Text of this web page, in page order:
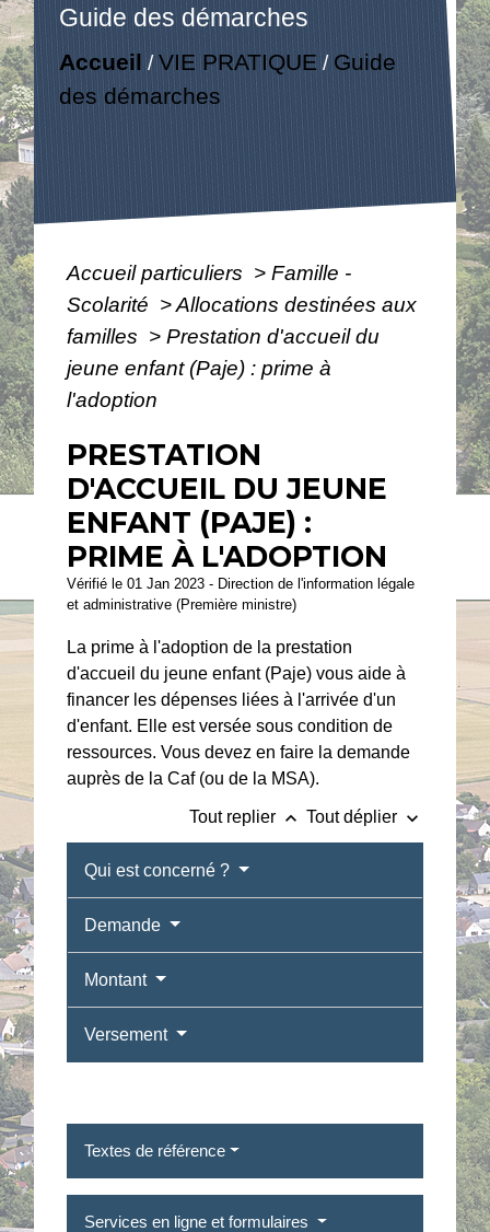
Guide des démarches
Accueil /VIE PRATIQUE / Guide
des démarches
Accueil particuliers > Famille -
Scolarité >Allocations destinées aux
familles > Prestation d'accueil du
jeune enfant (Paje) : prime à
l'adoption
PRESTATION
D'ACCUEIL DU JEUNE
ENFANT (PAJE) :
PRIME À L'ADOPTION
Vérifié le 01 Jan 2023 - Direction de l'information légale
et administrative (Première ministre)
La prime à l'adoption de la prestation
d'accueil du jeune enfant (Paje) vous aide à
financer les dépenses liées à l'arrivée d'un
d'enfant. Elle est versée sous condition de
ressources. Vous devez en faire la demande
auprès de la Caf (ou de la MSA).
Tout replier keyboard_arrow_up Tout déplier keyboard_arrow_down
Qui est concerné ?
Demande
Montant
Versement
Textes de référence
Services en ligne et formulaires